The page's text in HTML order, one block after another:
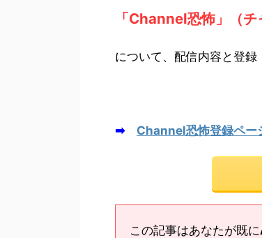
「Channel恐怖」（チ
について、配信内容と登録
➡ Channel恐怖登録ペー
この記事はあなたが既に